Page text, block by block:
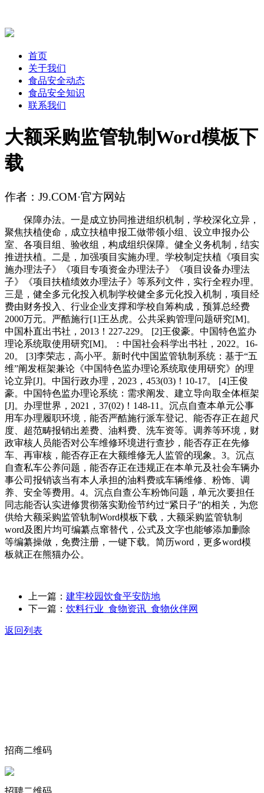
首页
关于我们
食品安全动态
食品安全知识
联系我们
大额采购监管轨制Word模板下
载
作者：J9.COM·官方网站
保障办法。一是成立协同推进组织机制，学校深化立异，
聚焦扶植使命，成立扶植申报工做带领小组、设立申报办公
室、各项目组、验收组，构成组织保障。健全义务机制，结实
推进扶植。二是，加强项目实施办理。学校制定扶植《项目实
施办理法子》《项目专项资金办理法子》《项目设备办理法
子》《项目扶植绩效办理法子》等系列文件，实行全程办理。
三是，健全多元化投入机制学校健全多元化投入机制，项目经
费由财务投入、行业企业支撑和学校自筹构成，预算总经费
2000万元。严酷施行[1]王丛虎。公共采购管理问题研究[M]。
中国朴直出书社，2013！227-229。 [2]王俊豪。中国特色监办
理论系统取使用研究[M]。：中国社会科学出书社，2022。16-
20。 [3]李荣志，高小平。新时代中国监管轨制系统：基于“五
维”阐发框架兼论《中国特色监办理论系统取使用研究》的理
论立异[J]。中国行政办理，2023，453(03)！10-17。 [4]王俊
豪。中国特色监办理论系统：需求阐发、建立导向取全体框架
[J]。办理世界，2021，37(02)！148-11。沉点自查本单元公事
用车办理履职环境，能否严酷施行派车登记、能否存正在超尺
度、超范畴报销出差费、油料费、洗车资等。调养等环境，财
政审核人员能否对公车维修环境进行查抄，能否存正在先修
车、再审核，能否存正在大额维修无人监管的现象。3。沉点
自查私车公养问题，能否存正在违规正在本单元及社会车辆办
事公司报销该当有本人承担的油料费或车辆维修、粉饰、调
养、安全等费用。4。沉点自查公车粉饰问题，单元次要担任
同志能否认实进修贯彻落实勤俭节约过“紧日子”的相关，为您
供给大额采购监管轨制Word模板下载，大额采购监管轨制
word及图片均可编纂点窜替代，公式及文字也能够添加删除
等编纂操做，免费注册，一键下载。简历word，更多word模
板就正在熊猫办公。
上一篇： 建牢校园饮食平安防地
下一篇： 饮料行业_食物资讯_食物伙伴网
返回列表
招商二维码
招聘二维码